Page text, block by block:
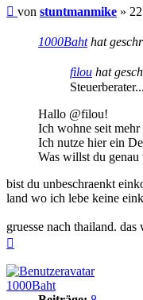
Beitrag
von stuntmanmike »
1000Bahthat
filou hat
Hallo @filou!
Ich wohne seit
Ich nutze hier ein
Was willst du genau
bist du unbeschraenkt
land wo ich lebe keine
gruesse nach thailand.
1000Baht